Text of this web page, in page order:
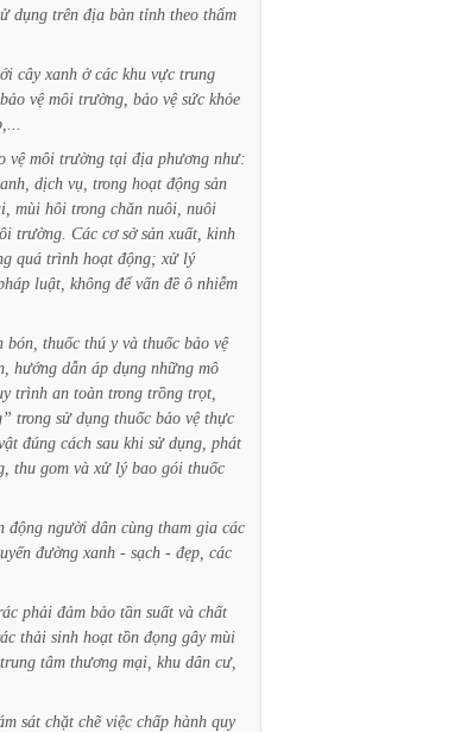
dụng trên địa bàn tỉnh theo thẩm
cây xanh ở các khu vực trung
bảo vệ môi trường, bảo vệ sức khỏe
vệ môi trường tại địa phương như:
dịch vụ, trong hoạt động sản
mùi hôi trong chăn nuôi, nuôi
trường. Các cơ sở sản xuất, kinh
quá trình hoạt động; xử lý
luật, không để vấn đề ô nhiễm
bón, thuốc thú y và thuốc bảo vệ
hướng dẫn áp dụng những mô
trình an toàn trong trồng trọt,
trong sử dụng thuốc bảo vệ thực
đúng cách sau khi sử dụng, phát
thu gom và xử lý bao gói thuốc
động người dân cùng tham gia các
đường xanh - sạch - đẹp, các
phải đảm bảo tần suất và chất
thải sinh hoạt tồn đọng gây mùi
trung tâm thương mại, khu dân cư,
sát chặt chẽ việc chấp hành quy